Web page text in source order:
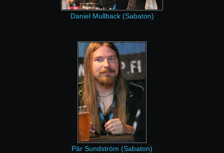
Daniel Mullback (Sabaton)
Pär Sundström (Sabaton)